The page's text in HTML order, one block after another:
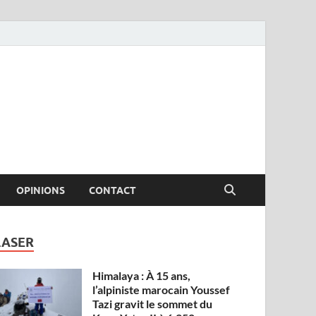
OPINIONS CONTACT
Himalaya : À 15 ans,
l’alpiniste marocain Youssef
Tazi gravit le sommet du